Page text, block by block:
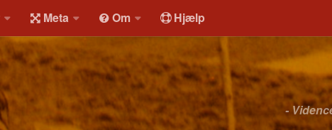
Meta Om Hjælp
-